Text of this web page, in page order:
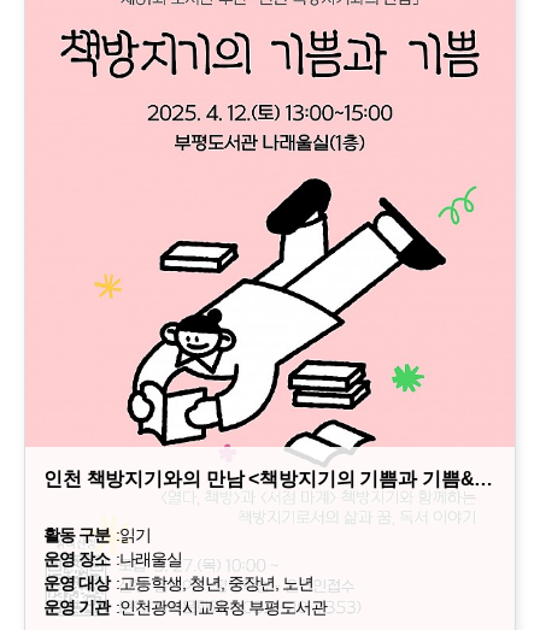
인천 책방지기와의 만남 <책방지기의 기쁨과 기쁨&…
활동 구분 :읽기
운영 장소 :나래울실
운영 대상 :고등학생, 청년, 중장년, 노년
운영 기관 :인천광역시교육청 부평도서관